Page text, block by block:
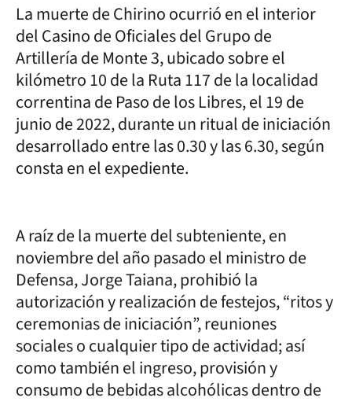
La muerte de Chirino ocurrió en el interior
del Casino de Oficiales del Grupo de
Artillería de Monte 3, ubicado sobre el
kilómetro 10 de la Ruta 117 de la localidad
correntina de Paso de los Libres, el 19 de
junio de 2022, durante un ritual de iniciación
desarrollado entre las 0.30 y las 6.30, según
consta en el expediente.
A raíz de la muerte del subteniente, en
noviembre del año pasado el ministro de
Defensa, Jorge Taiana, prohibió la
autorización y realización de festejos, “ritos y
ceremonias de iniciación”, reuniones
sociales o cualquier tipo de actividad; así
como también el ingreso, provisión y
consumo de bebidas alcohólicas dentro de